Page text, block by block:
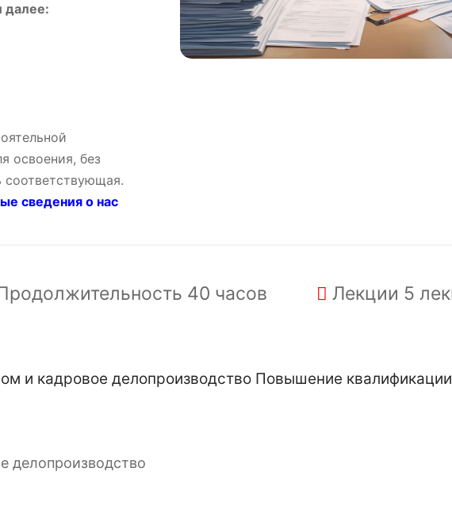
далее:
освоения, без
соответствующая.
сведения о нас
40 часов Лекции 5
и кадровое делопроизводство Повышение
делопроизводство